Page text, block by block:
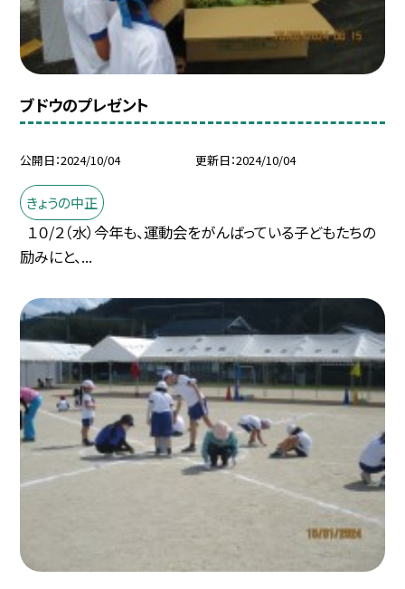
ブドウのプレゼント
公開日 2024/10/04 更新日 2024/10/04
きょうの中正
１０/２（水）今年も、運動会をがんばっている子どもたちの
励みにと、...